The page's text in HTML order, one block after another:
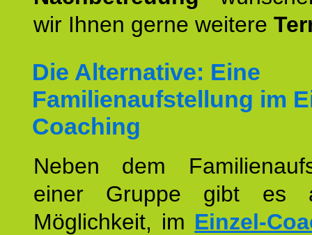
wir Ihnen gerne weitere
Die Alternative: Eine
Familienaufstellung im
Coaching
Neben dem
einer Gruppe gibt es
Möglichkeit, im Einzel-